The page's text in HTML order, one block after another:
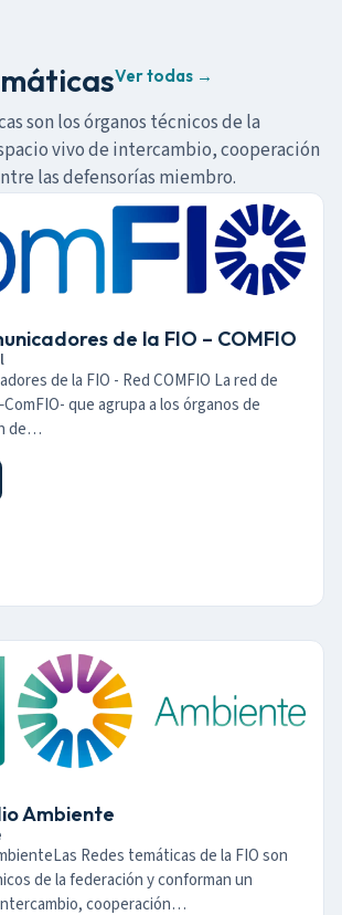
Ver todas →
son los órganos técnicos de la
vivo de intercambio, cooperación
las defensorías miembro.
de la FIO – COMFIO
de la FIO - Red COMFIO La red de
que agrupa a los órganos de
de…
Ambiente
Redes temáticas de la FIO son
de la federación y conforman un
cooperación…